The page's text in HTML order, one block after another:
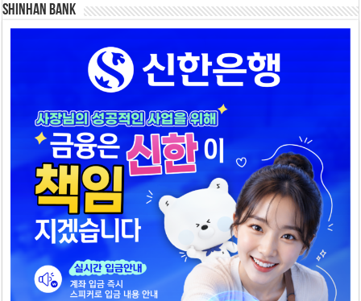
SHINHAN BANK